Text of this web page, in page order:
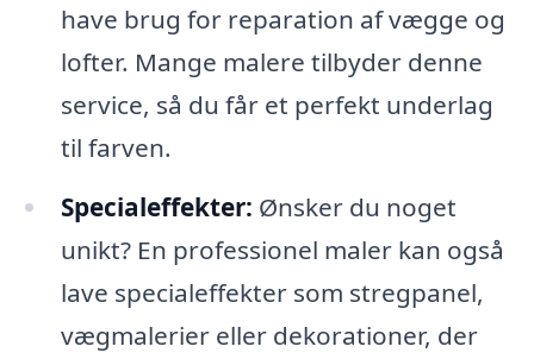
have brug for reparation af vægge og
lofter. Mange malere tilbyder denne
service, så du får et perfekt underlag
til farven.
Specialeffekter: Ønsker du noget
unikt? En professionel maler kan også
lave specialeffekter som stregpanel,
vægmalerier eller dekorationer, der